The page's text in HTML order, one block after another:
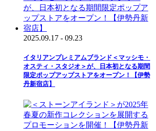
2025.09.17 - 09.23
イタリアンプレミアムブランド＜マッシモ・
オスティ・スタジオ＞が、日本初となる期間
限定ポップアップストアをオープン！【伊勢
丹新宿店】